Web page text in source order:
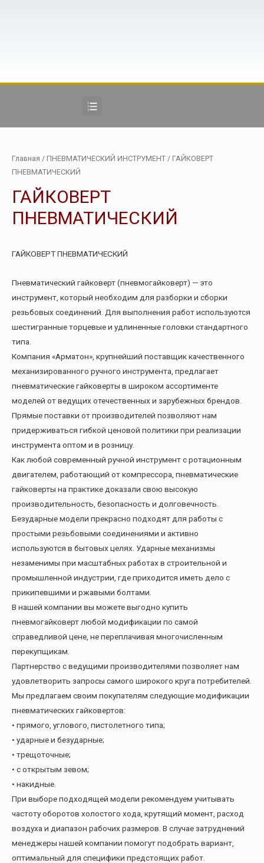
Главная / ПНЕВМАТИЧЕСКИЙ ИНСТРУМЕНТ / ГАЙКОВЕРТ
ПНЕВМАТИЧЕСКИЙ
ГАЙКОВЕРТ
ПНЕВМАТИЧЕСКИЙ
ГАЙКОВЕРТ ПНЕВМАТИЧЕСКИЙ
Пневматический гайковерт (пневмогайковерт) — это
инструмент, который необходим для разборки и сборки
резьбовых соединений. Для выполнения работ используются
шестигранные торцевые и удлиненные головки стандартного
типа.
Компания «Арматон», крупнейший поставщик качественного
механизированного ручного инструмента, предлагает
пневматические гайковерты в широком ассортименте
моделей от ведущих отечественных и зарубежных брендов.
Прямые поставки от производителей позволяют нам
придерживаться гибкой ценовой политики при реализации
инструмента оптом и в розницу.
Как любой современный ручной инструмент с ротационным
двигателем, работающий от компрессора, пневматические
гайковерты на практике доказали свою высокую
производительность, безопасность и долговечность.
Безударные модели прекрасно подходят для работы с
простыми резьбовыми соединениями и активно
используются в бытовых целях. Ударные механизмы
незаменимы при масштабных работах в строительной и
промышленной индустрии, где приходится иметь дело с
прикипевшими и ржавыми болтами.
В нашей компании вы можете выгодно купить
пневмогайковерт любой модификации по самой
справедливой цене, не переплачивая многочисленным
перекупщикам.
Партнерство с ведущими производителями позволяет нам
удовлетворить запросы самого широкого круга потребителей.
Мы предлагаем своим покупателям следующие модификации
пневматических гайковертов:
• прямого, углового, пистолетного типа;
• ударные и безударные;
• трещоточные;
• с открытым зевом;
• накидные.
При выборе подходящей модели рекомендуем учитывать
частоту оборотов холостого хода, крутящий момент, расход
воздуха и диапазон рабочих размеров. В случае затруднений
менеджеры нашей компании помогут подобрать вариант,
оптимальный для специфики предстоящих работ.